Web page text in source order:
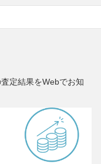
定結果をWebでお知